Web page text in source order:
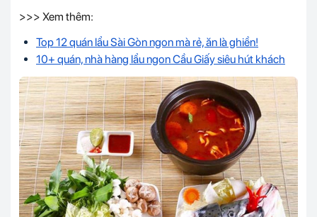
>>> Xem thêm:
Top 12 quán lẩu Sài Gòn ngon mà rẻ, ăn là ghiền!
10+ quán, nhà hàng lẩu ngon Cầu Giấy siêu hút khách